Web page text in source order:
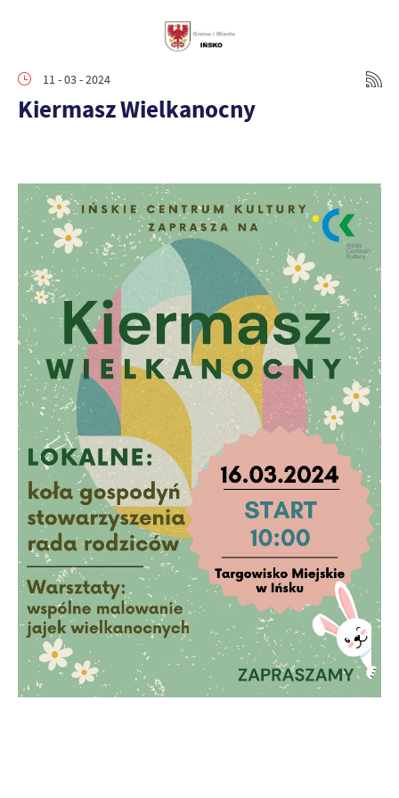
11 - 03 - 2024
Kiermasz Wielkanocny